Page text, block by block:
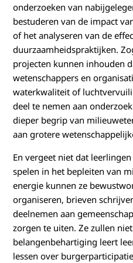
onderzoeken van
bestuderen van de impact
of het analyseren van de
duurzaamheidspraktijken.
projecten kunnen inhouden
wetenschappers en
waterkwaliteit of
deel te nemen aan
dieper begrip van
aan grotere
En vergeet niet dat
spelen in het bepleiten van
energie kunnen ze
organiseren, brieven
deelnemen aan
zorgen te uiten. Ze zullen
belangenbehartiging leert
lessen over